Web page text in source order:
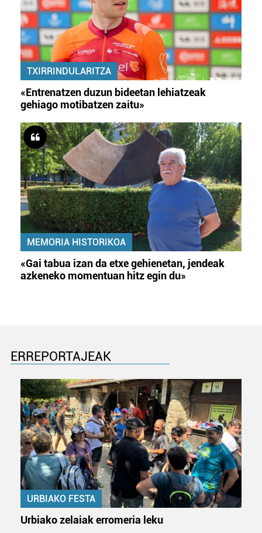
erabiltzeko baimen esplizitua ematen diguzu.Gehiago
irakurri
TXIRRINDULARITZA
«Entrenatzen duzun bideetan lehiatzeak
gehiago motibatzen zaitu»
MEMORIA HISTORIKOA
«Gai tabua izan da etxe gehienetan, jendeak
azkeneko momentuan hitz egin du»
ERREPORTAJEAK
URBIAKO FESTA
Urbiako zelaiak erromeria leku